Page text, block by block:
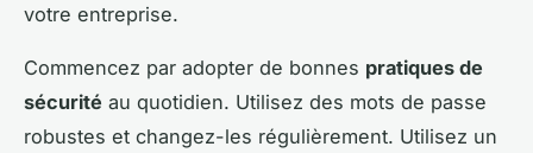
votre entreprise.
Commencez par adopter de bonnes pratiques de
sécurité au quotidien. Utilisez des mots de passe
robustes et changez-les régulièrement. Utilisez un